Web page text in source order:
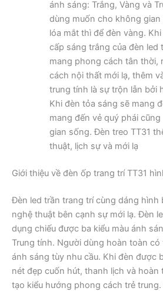
ánh sáng: Trắng, Vàng và
dùng muốn cho không
lóa mắt thì để đèn vàng.
cấp sáng trắng của đèn led
mang phong cách tân thời,
cách nội thất mới lạ, thêm
trung tính là sự trộn lẫn bởi
Khi đèn tỏa sáng sẽ mang
mang đến vẻ quý phái
gian sống. Đèn treo TT31
thuật, lịch sự và mới lạ
Giới thiệu về đèn ốp trang trí TT31
Đèn led trần trang trí cùng dáng hình
nghệ thuật bên cạnh sự mới lạ. Đèn
dụng chiếu được ba kiểu màu ánh
Trung tính. Người dùng hoàn toàn
ánh sáng tùy nhu cầu. Khi đèn được
nét đẹp cuốn hút, thanh lịch và hoàn
tạo kiểu hướng phong cách trẻ